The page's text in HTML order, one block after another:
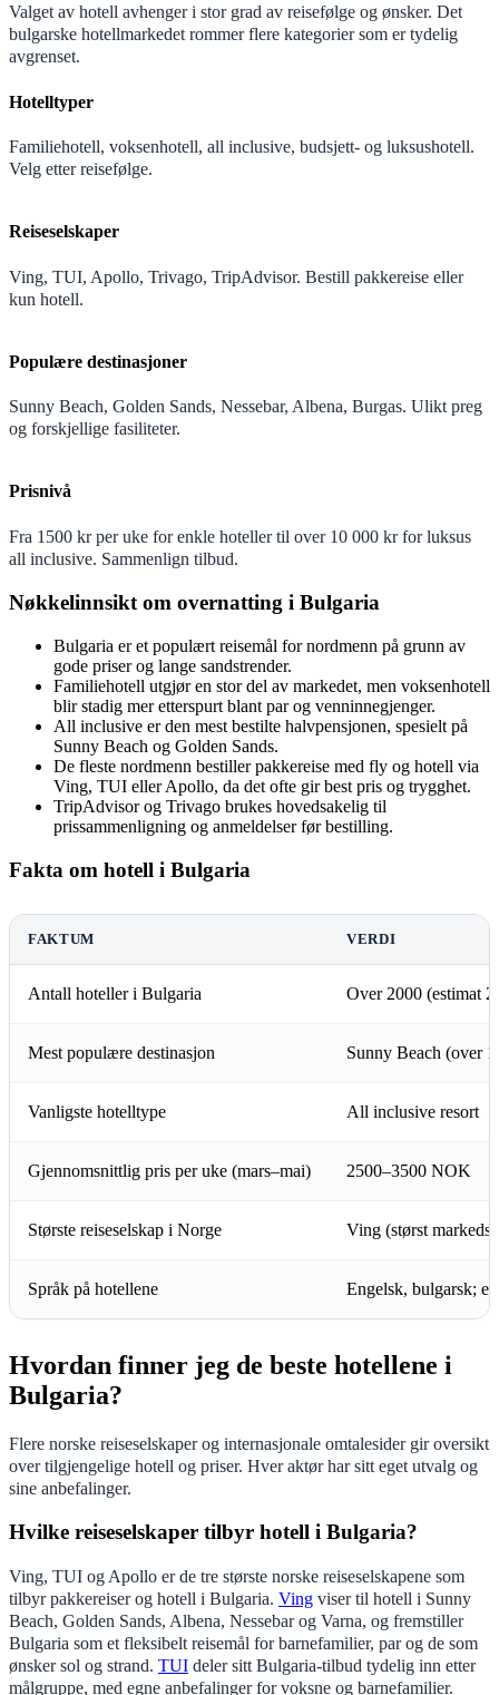
Valget av hotell avhenger i stor grad av reisefølge og ønsker. Det
bulgarske hotellmarkedet rommer flere kategorier som er tydelig
avgrenset.
Hotelltyper
Familiehotell, voksenhotell, all inclusive, budsjett- og luksushotell.
Velg etter reisefølge.
Reiseselskaper
Ving, TUI, Apollo, Trivago, TripAdvisor. Bestill pakkereise eller
kun hotell.
Populære destinasjoner
Sunny Beach, Golden Sands, Nessebar, Albena, Burgas. Ulikt preg
og forskjellige fasiliteter.
Prisnivå
Fra 1500 kr per uke for enkle hoteller til over 10 000 kr for luksus
all inclusive. Sammenlign tilbud.
Nøkkelinnsikt om overnatting i Bulgaria
Bulgaria er et populært reisemål for nordmenn på grunn av
gode priser og lange sandstrender.
Familiehotell utgjør en stor del av markedet, men voksenhotell
blir stadig mer etterspurt blant par og venninnegjenger.
All inclusive er den mest bestilte halvpensjonen, spesielt på
Sunny Beach og Golden Sands.
De fleste nordmenn bestiller pakkereise med fly og hotell via
Ving, TUI eller Apollo, da det ofte gir best pris og trygghet.
TripAdvisor og Trivago brukes hovedsakelig til
prissammenligning og anmeldelser før bestilling.
Fakta om hotell i Bulgaria
FAKTUM VERDI
Antall hoteller i Bulgaria Over 2000 (estimat
Mest populære destinasjon Sunny Beach (over
Vanligste hotelltype All inclusive resort
Gjennomsnittlig pris per uke (mars–mai) 2500–3500 NOK
Største reiseselskap i Norge Ving (størst
Språk på hotellene Engelsk, bulgarsk;
Hvordan finner jeg de beste hotellene i
Bulgaria?
Flere norske reiseselskaper og internasjonale omtalesider gir oversikt
over tilgjengelige hotell og priser. Hver aktør har sitt eget utvalg og
sine anbefalinger.
Hvilke reiseselskaper tilbyr hotell i Bulgaria?
Ving, TUI og Apollo er de tre største norske reiseselskapene som
tilbyr pakkereiser og hotell i Bulgaria. Ving viser til hotell i Sunny
Beach, Golden Sands, Albena, Nessebar og Varna, og fremstiller
Bulgaria som et fleksibelt reisemål for barnefamilier, par og de som
ønsker sol og strand. TUI deler sitt Bulgaria-tilbud tydelig inn etter
målgruppe, med egne anbefalinger for voksne og barnefamilier.